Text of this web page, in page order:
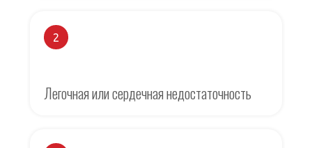
2
Легочная или сердечная недостаточность